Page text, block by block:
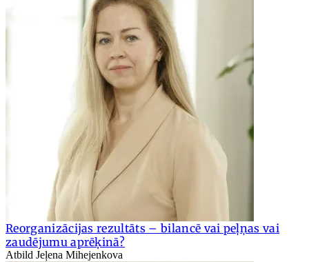
Reorganizācijas rezultāts – bilancē vai peļņas vai
zaudējumu aprēķinā?
Atbild Jeļena Mihejenkova